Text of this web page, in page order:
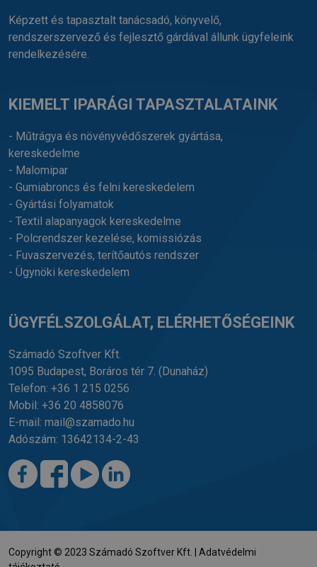
Képzett és tapasztalt tanácsadó, könyvelő,
rendszerszervező és fejlesztő gárdával állunk ügyfeleink
rendelkezésére.
KIEMELT IPARÁGI TAPASZTALATAINK
- Műtrágya és növényvédőszerek gyártása,
kereskedelme
- Malomipar
- Gumiabroncs és felni kereskedelem
- Gyártási folyamatok
- Textil alapanyagok kereskedelme
- Polcrendszer kezelése, komissiózás
- Fuvaszervezés, terítőautós rendszer
- Ügynöki kereskedelem
ÜGYFÉLSZOLGÁLAT, ELÉRHETŐSÉGEINK
Számadó Szoftver Kft.
1095 Budapest, Boráros tér 7. (Dunaház)
Telefon: +36 1 215 0256
Mobil: +36 20 4858076
E-mail: mail@szamado.hu
Adószám: 13642134-2-43
Copyright © 2023 Számadó Szoftver Kft. | Adatvédelmi